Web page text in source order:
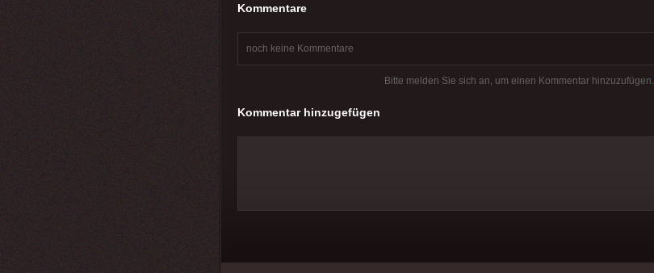
Kommentare
noch keine Kommentare
Bitte melden Sie sich an, um einen Kommentar hinzuzufügen.
Kommentar hinzugefügen